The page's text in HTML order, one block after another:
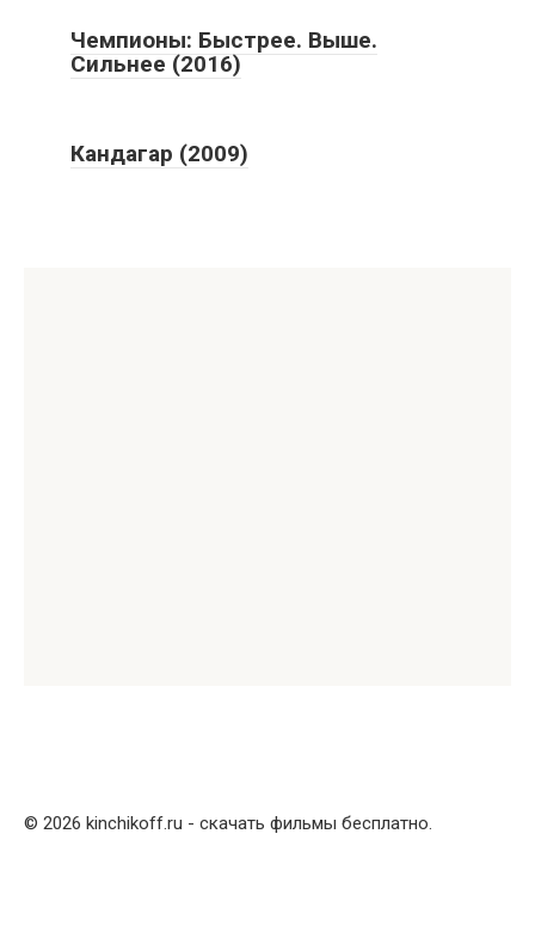
Чемпионы: Быстрее. Выше.
Сильнее (2016)
Кандагар (2009)
© 2026 kinchikoff.ru - скачать фильмы бесплатно.